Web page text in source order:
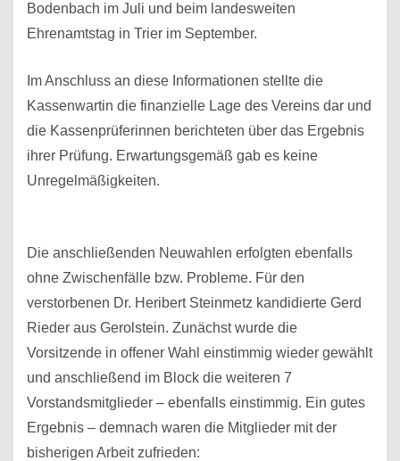
Bodenbach im Juli und beim landesweiten
Ehrenamtstag in Trier im September.
Im Anschluss an diese Informationen stellte die
Kassenwartin die finanzielle Lage des Vereins dar und
die Kassenprüferinnen berichteten über das Ergebnis
ihrer Prüfung. Erwartungsgemäß gab es keine
Unregelmäßigkeiten.
Die anschließenden Neuwahlen erfolgten ebenfalls
ohne Zwischenfälle bzw. Probleme. Für den
verstorbenen Dr. Heribert Steinmetz kandidierte Gerd
Rieder aus Gerolstein. Zunächst wurde die
Vorsitzende in offener Wahl einstimmig wieder gewählt
und anschließend im Block die weiteren 7
Vorstandsmitglieder – ebenfalls einstimmig. Ein gutes
Ergebnis – demnach waren die Mitglieder mit der
bisherigen Arbeit zufrieden: